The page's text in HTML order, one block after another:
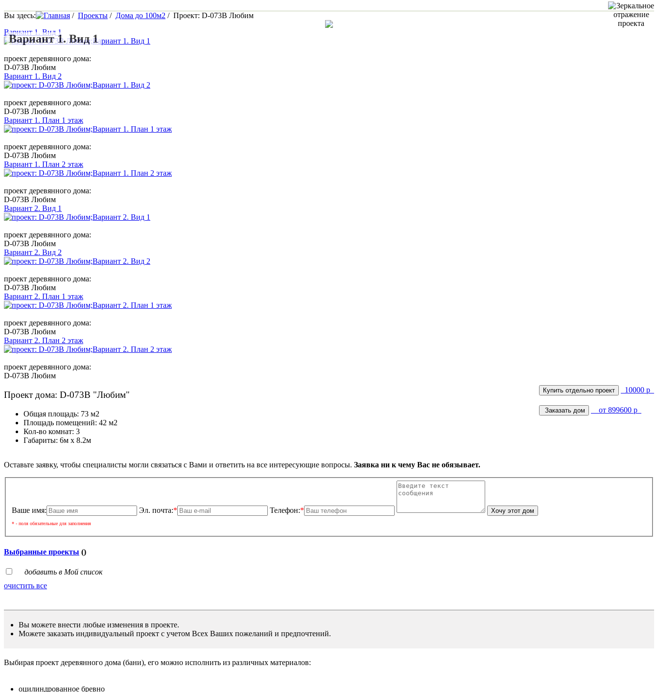
Вы здесь: Главная / Проекты / Дома до 100м2 / Проект: D-073B Любим
Вариант 1. Вид 1
Вариант 1. Вид 1
проект деревянного дома:
D-073B Любим
Вариант 1. Вид 2
проект деревянного дома:
D-073B Любим
Вариант 1. План 1 этаж
проект деревянного дома:
D-073B Любим
Вариант 1. План 2 этаж
проект деревянного дома:
D-073B Любим
Вариант 2. Вид 1
проект деревянного дома:
D-073B Любим
Вариант 2. Вид 2
проект деревянного дома:
D-073B Любим
Вариант 2. План 1 этаж
проект деревянного дома:
D-073B Любим
Вариант 2. План 2 этаж
проект деревянного дома:
D-073B Любим
Проект дома: D-073B "Любим"
Общая площадь: 73 м2
Площадь помещений: 42 м2
Кол-во комнат: 3
Габариты: 6м х 8.2м
10000 р
от 899600 р
Оставьте заявку, чтобы специалисты могли связаться с Вами и ответить на все интересующие вопросы. Заявка ни к чему Вас не обязывает.
Ваше имя: Эл. почта:* Телефон:*
* - поля обязательные для заполнения
Выбранные проекты ()
добавить в Мой список
очистить все
Вы можете внести любые изменения в проекте.
Можете заказать индивидуальный проект с учетом Всех Ваших пожеланий и предпочтений.
Выбирая проект деревянного дома (бани), его можно исполнить из различных материалов:
оцилиндрованное бревно